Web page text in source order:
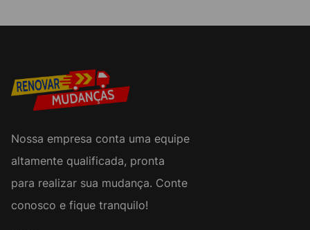
Nossa empresa conta uma equipe
altamente qualificada, pronta
para realizar sua mudança. Conte
conosco e fique tranquilo!